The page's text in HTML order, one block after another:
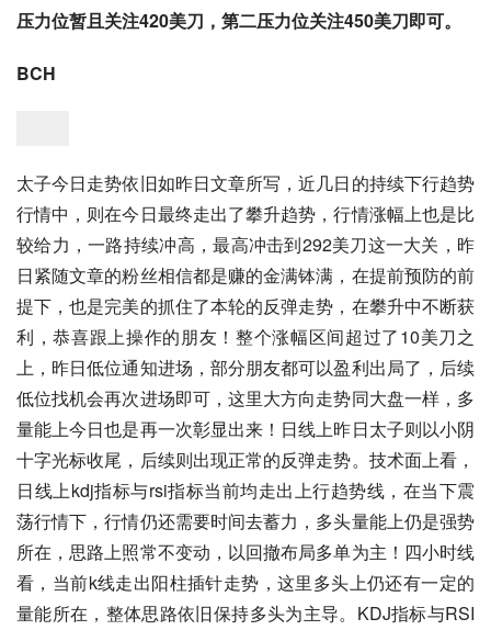
压力位暂且关注420美刀，第二压力位关注450美刀即可。
BCH
太子今日走势依旧如昨日文章所写，近几日的持续下行趋势
行情中，则在今日最终走出了攀升趋势，行情涨幅上也是比
较给力，一路持续冲高，最高冲击到292美刀这一大关，昨
日紧随文章的粉丝相信都是赚的金满钵满，在提前预防的前
提下，也是完美的抓住了本轮的反弹走势，在攀升中不断获
利，恭喜跟上操作的朋友！整个涨幅区间超过了10美刀之
上，昨日低位通知进场，部分朋友都可以盈利出局了，后续
低位找机会再次进场即可，这里大方向走势同大盘一样，多
量能上今日也是再一次彰显出来！日线上昨日太子则以小阴
十字光标收尾，后续则出现正常的反弹走势。技术面上看，
日线上kdj指标与rsi指标当前均走出上行趋势线，在当下震
荡行情下，行情仍还需要时间去蓄力，多头量能上仍是强势
所在，思路上照常不变动，以回撤布局多单为主！四小时线
看，当前k线走出阳柱插针走势，这里多头上仍还有一定的
量能所在，整体思路依旧保持多头为主导。KDJ指标与RSI